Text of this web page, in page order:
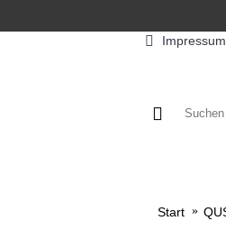
Impressum
Start